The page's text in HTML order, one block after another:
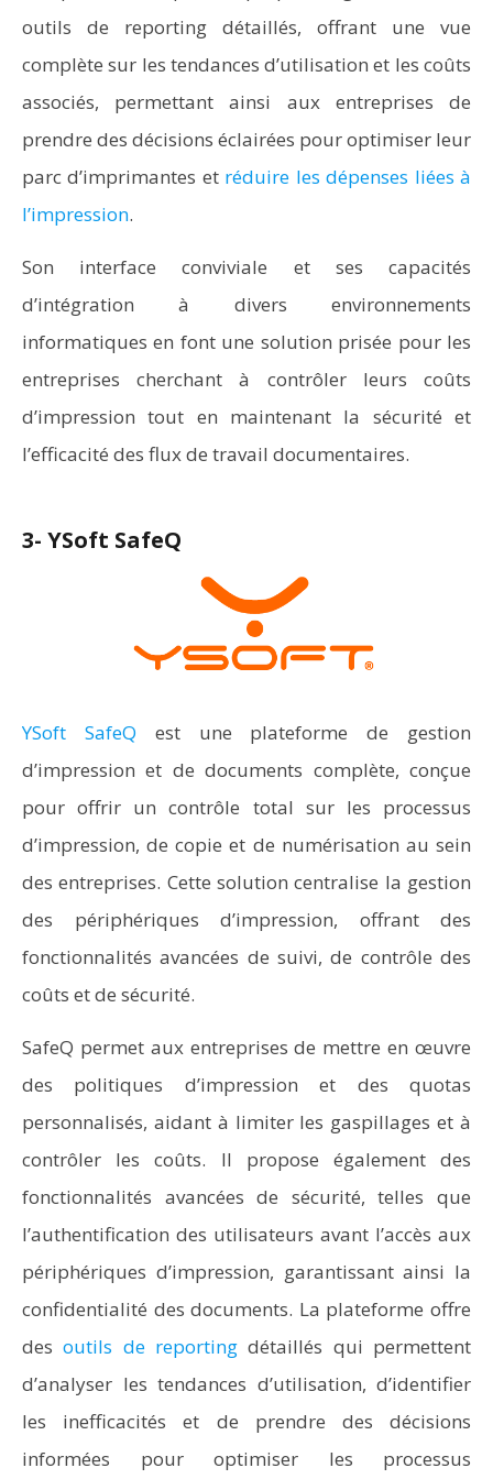
outils de reporting détaillés, offrant une vue
complète sur les tendances d’utilisation et les coûts
associés, permettant ainsi aux entreprises de
prendre des décisions éclairées pour optimiser leur
parc d’imprimantes et réduire les dépenses liées à
l’impression.
Son interface conviviale et ses capacités
d’intégration à divers environnements
informatiques en font une solution prisée pour les
entreprises cherchant à contrôler leurs coûts
d’impression tout en maintenant la sécurité et
l’efficacité des flux de travail documentaires.
3- YSoft SafeQ
YSoft SafeQ est une plateforme de gestion
d’impression et de documents complète, conçue
pour offrir un contrôle total sur les processus
d’impression, de copie et de numérisation au sein
des entreprises. Cette solution centralise la gestion
des périphériques d’impression, offrant des
fonctionnalités avancées de suivi, de contrôle des
coûts et de sécurité.
SafeQ permet aux entreprises de mettre en œuvre
des politiques d’impression et des quotas
personnalisés, aidant à limiter les gaspillages et à
contrôler les coûts. Il propose également des
fonctionnalités avancées de sécurité, telles que
l’authentification des utilisateurs avant l’accès aux
périphériques d’impression, garantissant ainsi la
confidentialité des documents. La plateforme offre
desoutils de reporting détaillés qui permettent
d’analyser les tendances d’utilisation, d’identifier
les inefficacités et de prendre des décisions
informées pour optimiser les processus